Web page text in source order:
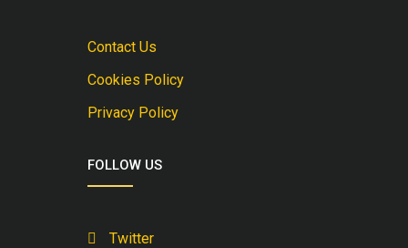
Contact Us
Cookies Policy
Privacy Policy
FOLLOW US
Twitter